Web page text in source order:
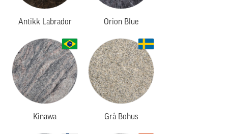
Antikk Labrador Orion Blue
Kinawa Grå Bohus